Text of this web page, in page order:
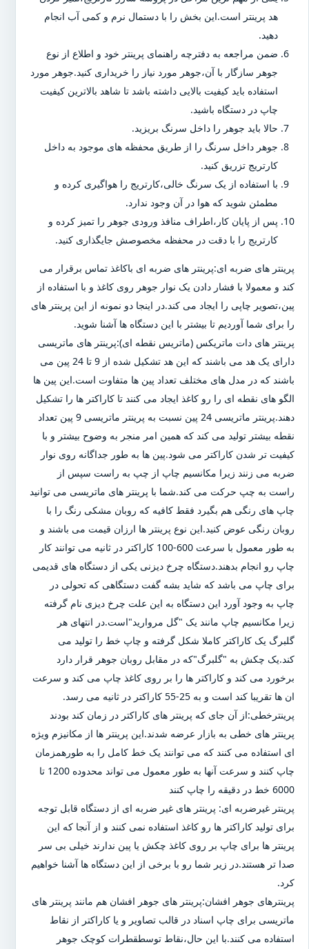
هد پرینتر است.این بخش را با دستمال نرم و کمی آب انجام
دهید.
ضمن مراجعه به دفترچه راهنمای پرینتر خود و اطلاع از نوع
جوهر سازگار با آن،جوهر مورد نیاز را خریداری کنید.جوهر مورد
استفاده باید کیفیت بالایی داشته باشد تا شاهد بالاترین کیفیت
چاپ در دستگاه باشید.
حالا باید جوهر را داخل سرنگ بریزید.
جوهر داخل سرنگ را از طریق محفظه های موجود به داخل
کارتریج تزریق کنید.
با استفاده از یک سرنگ خالی،کارتریج را هواگیری کرده و
مطمئن شوید که هوا در آن وجود ندارد.
پس از پایان کار،اطراف منافذ ورودی جوهر را تمیز کرده و
کارتریج را با دقت در محفظه مخصوصش جایگذاری کنید.
پرینتر های ضربه ای:پرینتر های ضربه ای باکاغذ تماس برقرار می
کند و معمولا با فشار دادن یک نوار جوهر روی کاغذ و با استفاده از
پین،تصویر چاپی را ایجاد می کند.در اینجا دو نمونه از این پرینتر های
را برای شما آوردیم تا بیشتر با این دستگاه ها آشنا شوید.
پرینتر های دات ماتریکس (ماتریس نقطه ای):پرینتر های ماتریسی
دارای یک هد می باشند که این هد تشکیل شده از 9 تا 24 پین می
باشند که در مدل های مختلف تعداد پین ها متفاوت است.این پین ها
الگو های نقطه ای را رو کاغذ ایجاد می کنند تا کاراکتر ها را تشکیل
دهند.پرینتر ماتریسی 24 پین نسبت به پرینتر ماتریسی 9 پین تعداد
نقطه بیشتر تولید می کند که همین امر منجر به وضوح بیشتر و با
کیفیت تر شدن کاراکتر می شود.پین ها به طور جداگانه روی نوار
ضربه می زنند زیرا مکانسیم چاپ از چپ به راست سپس از
راست به چپ حرکت می کند.شما با پرینتر های ماتریسی می توانید
چاپ های رنگی هم بگیرد فقط کافیه که روبان مشکی رنگ را با
روبان رنگی عوض کنید.این نوع پرینتر ها ارزان قیمت می باشند و
به طور معمول با سرعت 600-100 کاراکتر در ثانیه می توانند کار
چاپ رو انجام بدهند.دستگاه چرخ دیزنی یکی از دستگاه های قدیمی
برای چاپ می باشد که شاید بشه گفت دستگاهی که تحولی در
چاپ به وجود آورد این دستگاه به این علت چرخ دیزی نام گرفته
زیرا مکانسیم چاپ مانند یک "گل مروارید"است.در انتهای هر
گلبرگ یک کاراکتر کاملا شکل گرفته و چاپ خط را تولید می
کند.یک چکش به "گلبرگ"که در مقابل روبان جوهر قرار دارد
برخورد می کند و کاراکتر ها را بر روی کاغذ چاپ می کند و سرعت
ان ها تقریبا کند است و به 25-55 کاراکتر در ثانیه می رسد.
پرینترخطی:از آن جای که پرینتر های کاراکتر در زمان کند بودند
پرینتر های خطی به بازار عرضه شدند.این پرینتر ها از مکانیزم ویژه
ای استفاده می کنند که می توانند یک خط کامل را به طورهمزمان
چاپ کنند و سرعت آنها به طور معمول می تواند محدوده 1200 تا
6000 خط در دقیقه را چاپ کنند
پرینتر غیرضربه ای: پرینتر های غیر ضربه ای از دستگاه قابل توجه
برای تولید کاراکتر ها رو کاغذ استفاده نمی کنند و از آنجا که این
پرینتر ها برای چاپ بر روی کاغذ چکش یا پین ندارند خیلی بی سر
صدا تر هستند.در زیر شما رو با برخی از این دستگاه ها آشنا خواهیم
کرد.
پرینترهای جوهر افشان:پرینتر های جوهر افشان هم مانند پرینتر های
ماتریسی برای چاپ اسناد در قالب تصاویر و یا کاراکتر از نقاط
استفاده می کنند.با این حال،نقاط توسطقطرات کوچک جوهر